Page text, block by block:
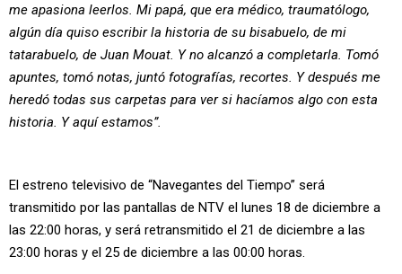
me apasiona leerlos. Mi papá, que era médico, traumatólogo,
algún día quiso escribir la historia de su bisabuelo, de mi
tatarabuelo, de Juan Mouat. Y no alcanzó a completarla. Tomó
apuntes, tomó notas, juntó fotografías, recortes. Y después me
heredó todas sus carpetas para ver si hacíamos algo con esta
historia. Y aquí estamos”.
El estreno televisivo de “Navegantes del Tiempo” será
transmitido por las pantallas de NTV el lunes 18 de diciembre a
las 22:00 horas, y será retransmitido el 21 de diciembre a las
23:00 horas y el 25 de diciembre a las 00:00 horas.